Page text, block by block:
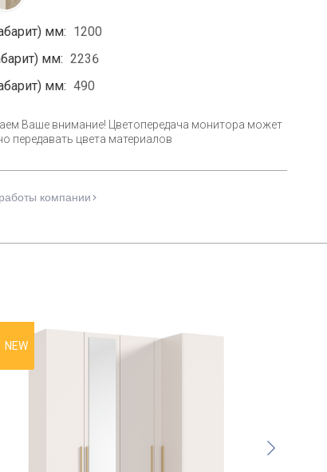
мм: 1200
мм: 2236
мм: 490
Ваше внимание! Цветопередача монитора может
передавать цвета материалов
компании
NEW